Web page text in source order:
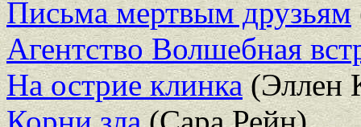
Письма мертвым друзьям
Агентство Волшебная
На острие клинка(Эллен